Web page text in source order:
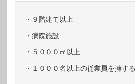
・９階建て以上
・病院施設
・５０００㎡以上
・１０００名以上の従業員を擁する